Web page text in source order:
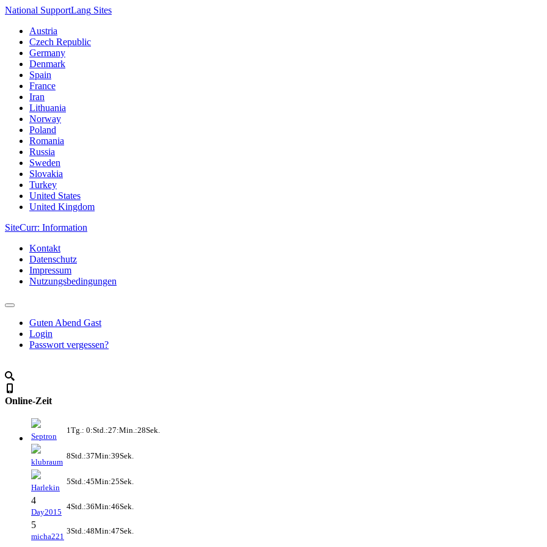
National SupportLang Sites
Austria
Czech Republic
Germany
Denmark
Spain
France
Iran
Lithuania
Norway
Poland
Romania
Russia
Sweden
Slovakia
Turkey
United States
United Kingdom
SiteCurr: Information
Kontakt
Datenschutz
Impressum
Nutzungsbedingungen
Guten Abend Gast
Login
Passwort vergessen?
Online-Zeit
Septron
1Tg.: 0:Std.:27:Min.:28Sek.
klubraum
8Std.:37Min:39Sek.
Harlekin
5Std.:45Min:25Sek.
4
Day2015
4Std.:36Min:46Sek.
5
micha221
3Std.:48Min:47Sek.